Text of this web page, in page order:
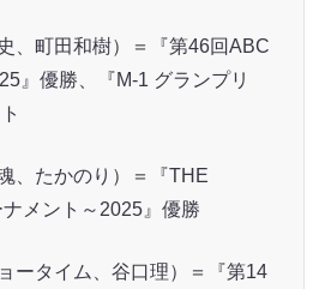
、町田和樹）＝『第46回ABC
』優勝、『M-1 グランプリ
、たかのり）＝『THE
メント～2025』優勝
ータイム、谷口理）＝『第14